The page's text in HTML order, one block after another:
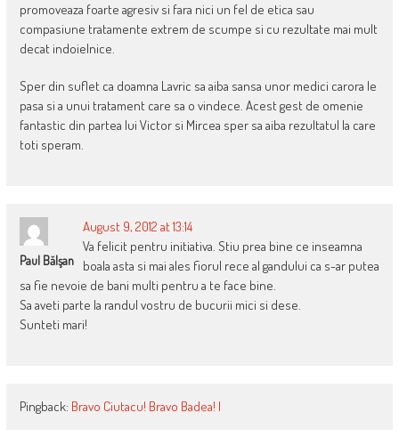
promoveaza foarte agresiv si fara nici un fel de etica sau
compasiune tratamente extrem de scumpe si cu rezultate mai mult
decat indoielnice.
Sper din suflet ca doamna Lavric sa aiba sansa unor medici carora le
pasa si a unui tratament care sa o vindece. Acest gest de omenie
fantastic din partea lui Victor si Mircea sper sa aiba rezultatul la care
toti speram.
Paul Bălşan
August 9, 2012 at 13:14
Va felicit pentru initiativa. Stiu prea bine ce inseamna
boala asta si mai ales fiorul rece al gandului ca s-ar putea
sa fie nevoie de bani multi pentru a te face bine.
Sa aveti parte la randul vostru de bucurii mici si dese.
Sunteti mari!
Pingback: Bravo Ciutacu! Bravo Badea! |